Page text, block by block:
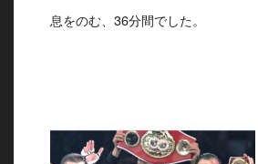
息をのむ、36分間でした。